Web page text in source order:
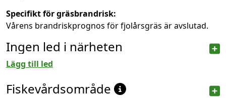
Specifikt för gräsbrandrisk:
Vårens brandriskprognos för fjolårsgräs är avslutad.
Ingen led i närheten
Lägg till led
Fiskevårdsområde